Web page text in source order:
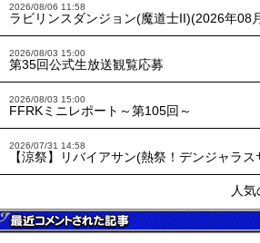
2026/08/06 11:58
ラビリンスダンジョン(魔道士II)(2026年08
2026/08/03 15:00
第35回公式生放送観覧応募
2026/08/03 15:00
FFRKミニレポート～第105回～
2026/07/31 14:58
【涼祭】リバイアサン(熱祭！デンジャラス
人